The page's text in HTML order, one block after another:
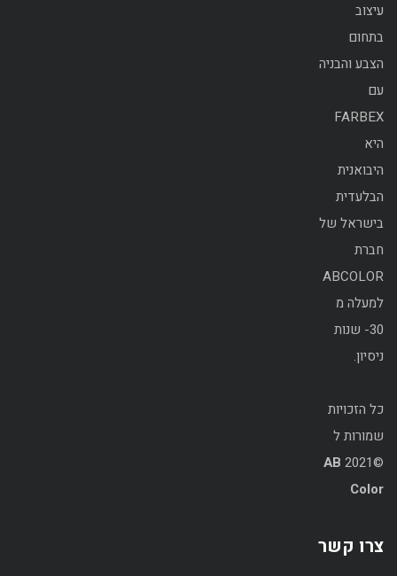
עיצוב
בתחום
הצבע והבניה
עם
FARBEX
היא
היבואנית
הבלעדית
בישראל של
חברת
ABCOLOR
למעלה מ
30- שנות
ניסיון.
כל הזכויות
שמורות ל
©2021
AB
Color
צרו קשר